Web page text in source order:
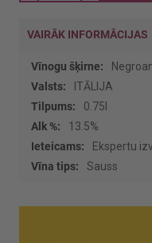
VAIRĀK INFORMĀCIJAS
Vairāk
informācijasITĀLIJA
0.75l
13.5%
Ekspertu
Sauss